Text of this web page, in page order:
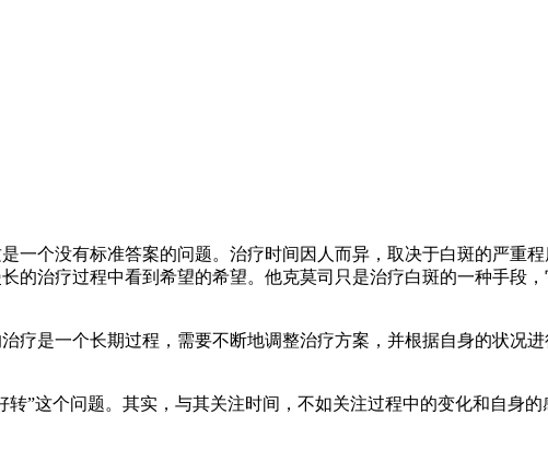
一个没有标准答案的问题。治疗时间因人而异，取决于白斑的严重
的治疗过程中看到希望的希望。他克莫司只是治疗白斑的一种手段
疗是一个长期过程，需要不断地调整治疗方案，并根据自身的状况
”这个问题。其实，与其关注时间，不如关注过程中的变化和自身